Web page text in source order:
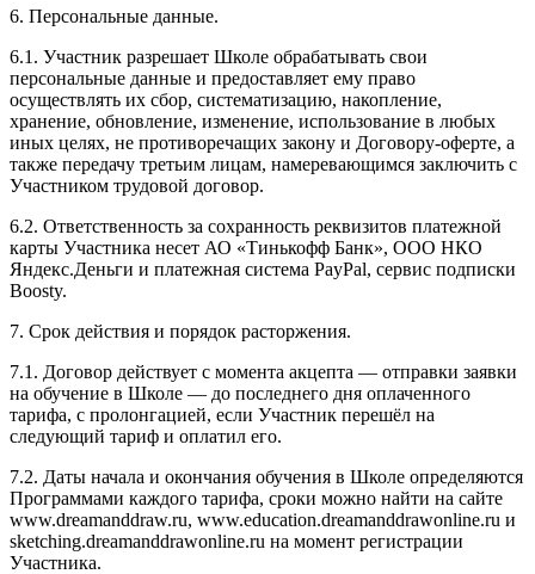
6. Персональные данные.
6.1. Участник разрешает Школе обрабатывать свои
персональные данные и предоставляет ему право
осуществлять их сбор, систематизацию, накопление,
хранение, обновление, изменение, использование в любых
иных целях, не противоречащих закону и Договору-оферте, а
также передачу третьим лицам, намеревающимся заключить с
Участником трудовой договор.
6.2. Ответственность за сохранность реквизитов платежной
карты Участника несет АО «Тинькофф Банк», ООО НКО
Яндекс.Деньги и платежная система PayPal, сервис подписки
Boosty.
7. Срок действия и порядок расторжения.
7.1. Договор действует с момента акцепта — отправки заявки
на обучение в Школе — до последнего дня оплаченного
тарифа, с пролонгацией, если Участник перешёл на
следующий тариф и оплатил его.
7.2. Даты начала и окончания обучения в Школе определяются
Программами каждого тарифа, сроки можно найти на сайте
www.dreamanddraw.ru, www.education.dreamanddrawonline.ru и
sketching.dreamanddrawonline.ru на момент регистрации
Участника.